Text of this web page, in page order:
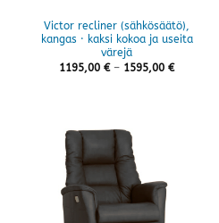
Victor recliner (sähkösäätö),
kangas · kaksi kokoa ja useita
värejä
1195,00 € – 1595,00 €